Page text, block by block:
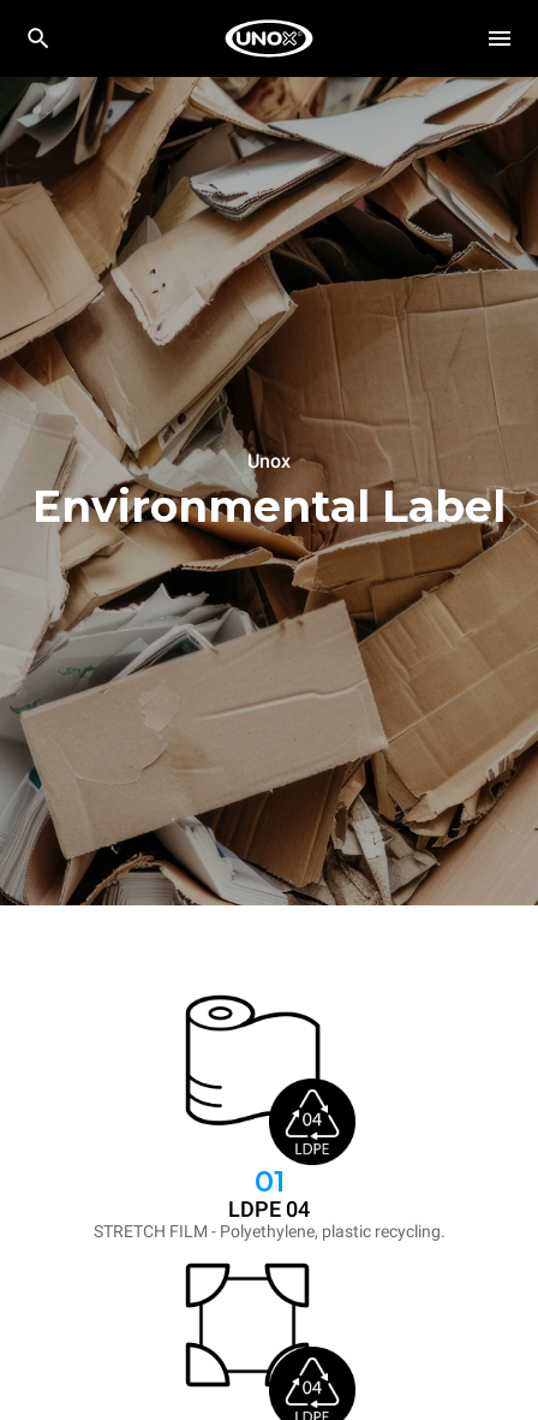
Unox
Environmental Label
01
LDPE 04
STRETCH FILM - Polyethylene, plastic recycling.